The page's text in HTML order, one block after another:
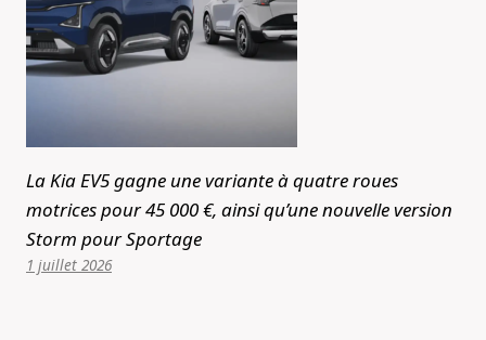
La Kia EV5 gagne une variante à quatre roues
motrices pour 45 000 €, ainsi qu’une nouvelle version
Storm pour Sportage
1 juillet 2026